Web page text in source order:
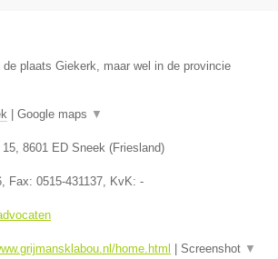
de plaats Giekerk, maar wel in de provincie
Google maps ▼
15, 8601 ED Sneek (Friesland)
, Fax: 0515-431137, KvK: -
home.html Screenshot ▼